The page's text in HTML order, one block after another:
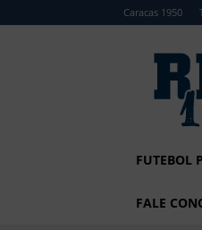
Caracas 1950
FUTEBOL
FALE